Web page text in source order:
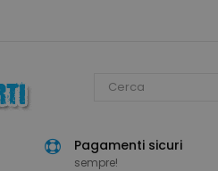
Pagamenti sicuri
sempre!